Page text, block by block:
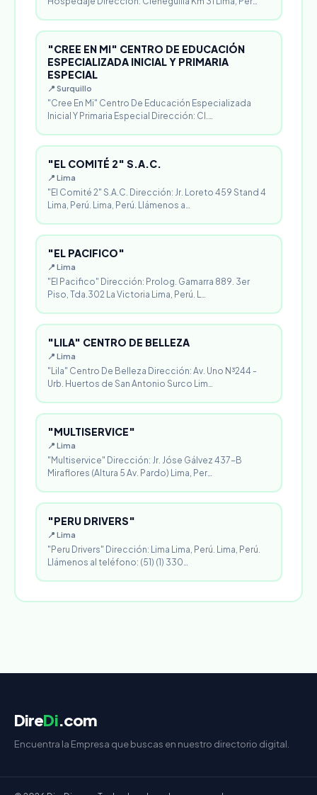
"CREE EN MI" CENTRO DE EDUCACIÓN
ESPECIALIZADA INICIAL Y PRIMARIA
ESPECIAL
📍 Surquillo
"Cree En Mi" Centro De Educación Especializada
Inicial Y Primaria Especial Dirección: Cl.…
"EL COMITÉ 2" S.A.C.
📍 Lima
"El Comité 2" S.A.C. Dirección: Jr. Loreto 459 Stand 4
Lima, Perú. Lima, Perú. Llámenos a…
"EL PACIFICO"
📍 Lima
"El Pacifico" Dirección: Prolog. Gamarra 889. 3er
Piso, Tda.302 La Victoria Lima, Perú. L…
"LILA" CENTRO DE BELLEZA
📍 Lima
"Lila" Centro De Belleza Dirección: Av. Uno N³244 -
Urb. Huertos de San Antonio Surco Lim…
"MULTISERVICE"
📍 Lima
"Multiservice" Dirección: Jr. Jóse Gálvez 437-B
Miraflores (Altura 5 Av. Pardo) Lima, Per…
"PERU DRIVERS"
📍 Lima
"Peru Drivers" Dirección: Lima Lima, Perú. Lima, Perú.
Llámenos al teléfono: (51) (1) 330…
DireDi.com
Encuentra la Empresa que buscas en nuestro directorio digital.